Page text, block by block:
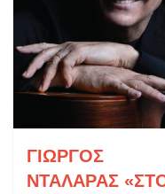
ΓΙΩΡΓΟΣ
ΝΤΑΛΑΡΑΣ